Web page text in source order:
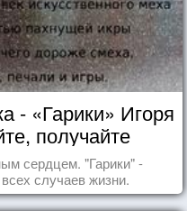
- «Гарики» Игоря
получайте
сердцем. "Гарики" -
случаев жизни.